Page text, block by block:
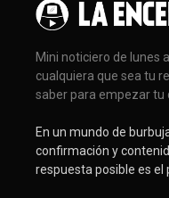
Mini noticiero de lunes
cualquiera que sea tu
saber para empezar tu
En un mundo de
confirmación y
respuesta posible es el